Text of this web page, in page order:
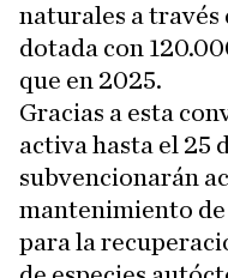
naturales a través
dotada con
que en 2025.
Gracias a esta
activa hasta el 25
subvencionarán
mantenimiento
para la